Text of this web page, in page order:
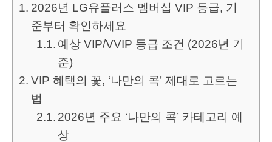
2026년 LG유플러스 멤버십 VIP 등급, 기
준부터 확인하세요
예상 VIP/VVIP 등급 조건 (2026년 기
준)
VIP 혜택의 꽃, ‘나만의 콕’ 제대로 고르는
법
2026년 주요 ‘나만의 콕’ 카테고리 예
상